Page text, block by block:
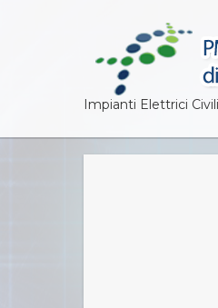
Impianti Elettrici